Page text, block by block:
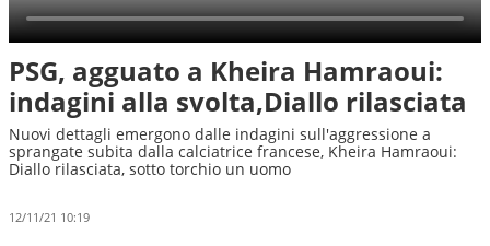
PSG, agguato a Kheira Hamraoui:
indagini alla svolta,Diallo rilasciata
Nuovi dettagli emergono dalle indagini sull'aggressione a
sprangate subita dalla calciatrice francese, Kheira Hamraoui:
Diallo rilasciata, sotto torchio un uomo
12/11/21 10:19